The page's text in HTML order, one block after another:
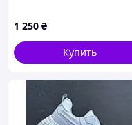
1 250 ₴
Купить